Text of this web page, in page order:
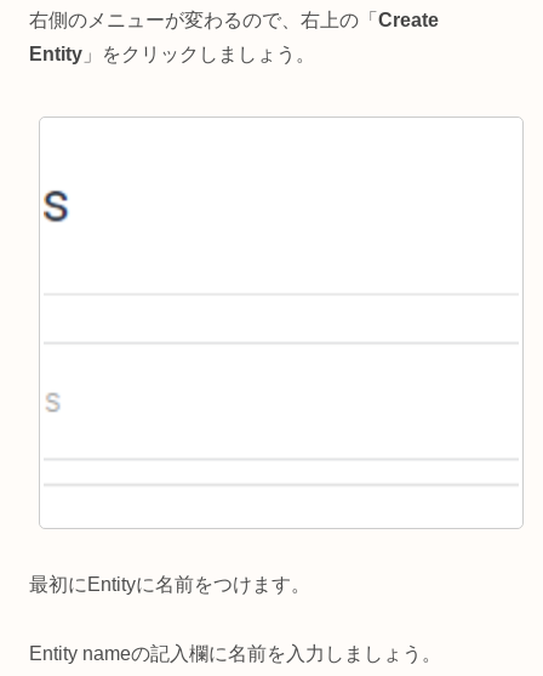
右側のメニューが変わるので、右上の「 Create
Entity 」をクリックしましょう。
最初にEntityに名前をつけます。
Entity nameの記入欄に名前を入力しましょう。